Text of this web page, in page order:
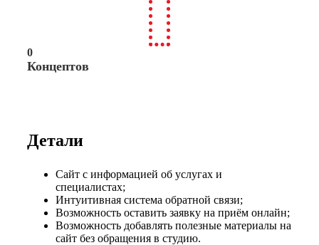
0
Концептов
Детали
Сайт с информацией об услугах и
специалистах;
Интуитивная система обратной связи;
Возможность оставить заявку на приём онлайн;
Возможность добавлять полезные материалы на
сайт без обращения в студию.